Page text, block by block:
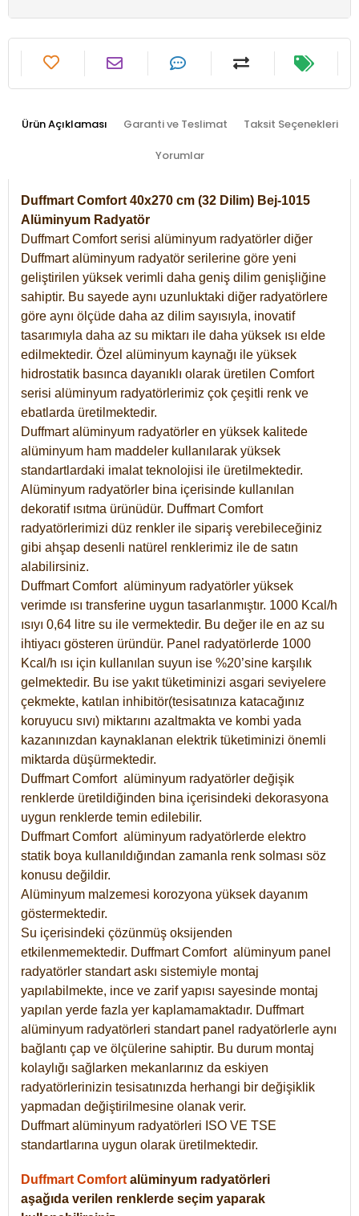
Ürün Açıklaması Garanti ve Teslimat Taksit Seçenekleri
Yorumlar
Duffmart Comfort 40x270 cm (32 Dilim) Bej-1015
Alüminyum Radyatör
Duffmart Comfort serisi alüminyum radyatörler diğer
Duffmart alüminyum radyatör serilerine göre yeni
geliştirilen yüksek verimli daha geniş dilim genişliğine
sahiptir. Bu sayede aynı uzunluktaki diğer radyatörlere
göre aynı ölçüde daha az dilim sayısıyla, inovatif
tasarımıyla daha az su miktarı ile daha yüksek ısı elde
edilmektedir. Özel alüminyum kaynağı ile yüksek
hidrostatik basınca dayanıklı olarak üretilen Comfort
serisi alüminyum radyatörlerimiz çok çeşitli renk ve
ebatlarda üretilmektedir.
Duffmart alüminyum radyatörler en yüksek kalitede
alüminyum ham maddeler kullanılarak yüksek
standartlardaki imalat teknolojisi ile üretilmektedir.
Alüminyum radyatörler bina içerisinde kullanılan
dekoratif ısıtma ürünüdür. Duffmart Comfort
radyatörlerimizi düz renkler ile sipariş verebileceğiniz
gibi ahşap desenli natürel renklerimiz ile de satın
alabilirsiniz.
Duffmart Comfort alüminyum radyatörler yüksek
verimde ısı transferine uygun tasarlanmıştır. 1000 Kcal/h
ısıyı 0,64 litre su ile vermektedir. Bu değer ile en az su
ihtiyacı gösteren üründür. Panel radyatörlerde 1000
Kcal/h ısı için kullanılan suyun ise %20’sine karşılık
gelmektedir. Bu ise yakıt tüketiminizi asgari seviyelere
çekmekte, katılan inhibitör(tesisatınıza katacağınız
koruyucu sıvı) miktarını azaltmakta ve kombi yada
kazanınızdan kaynaklanan elektrik tüketiminizi önemli
miktarda düşürmektedir.
Duffmart Comfort alüminyum radyatörler değişik
renklerde üretildiğinden bina içerisindeki dekorasyona
uygun renklerde temin edilebilir.
DuffmartComfort alüminyum radyatörlerde elektro
statik boya kullanıldığından zamanla renk solması söz
konusu değildir.
Alüminyum malzemesi korozyona yüksek dayanım
göstermektedir.
Su içerisindeki çözünmüş oksijenden
etkilenmemektedir. DuffmartComfort alüminyum panel
radyatörler standart askı sistemiyle montaj
yapılabilmekte, ince ve zarif yapısı sayesinde montaj
yapılan yerde fazla yer kaplamamaktadır. Duffmart
alüminyum radyatörleri standart panel radyatörlerle aynı
bağlantı çap ve ölçülerine sahiptir. Bu durum montaj
kolaylığı sağlarken mekanlarınız da eskiyen
radyatörlerinizin tesisatınızda herhangi bir değişiklik
yapmadan değiştirilmesine olanak verir.
Duffmart alüminyum radyatörleri ISO VE TSE
standartlarına uygun olarak üretilmektedir.
Duffmart Comfort alüminyum radyatörleri
aşağıda verilen renklerde seçim yaparak